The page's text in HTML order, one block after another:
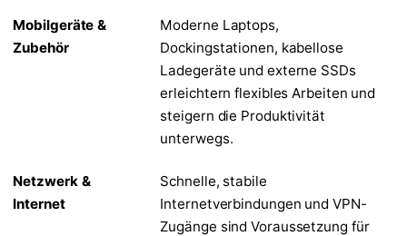
Mobilgeräte &
Zubehör
Moderne Laptops,
Dockingstationen, kabellose
Ladegeräte und externe SSDs
erleichtern flexibles Arbeiten und
steigern die Produktivität
unterwegs.
Netzwerk &
Internet
Schnelle, stabile
Internetverbindungen und VPN-
Zugänge sind Voraussetzung für